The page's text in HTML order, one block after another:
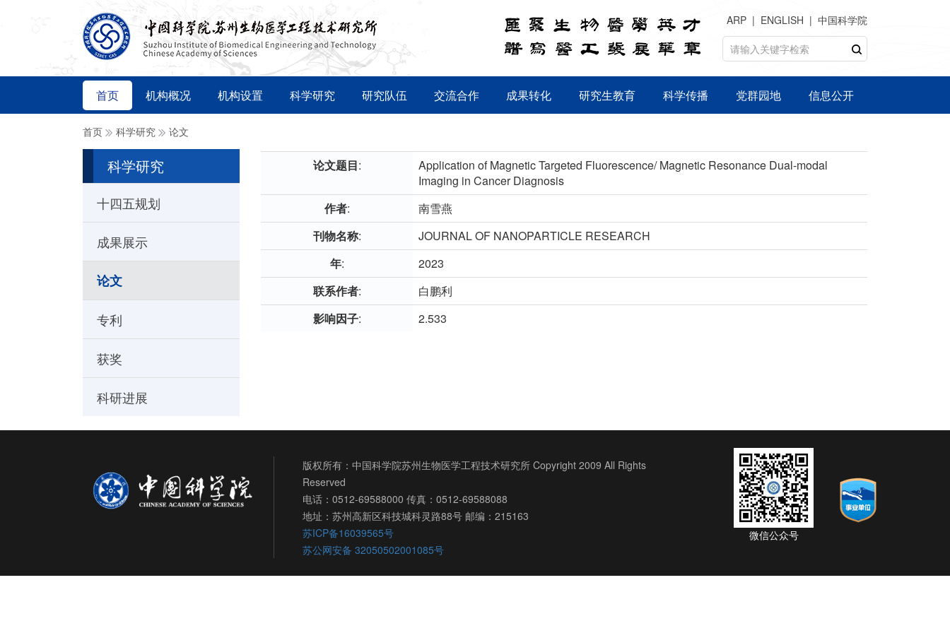
ARP ENGLISH 中国科学院
首页 机构概况 机构设置 科学研究 研究队伍 交流合作 成果转化 研究生教育 科学传播 党群园地 信息公开
首页 科学研究 论文
科学研究
十四五规划
成果展示
论文
专利
获奖
科研进展
论文题目:
Application of Magnetic Targeted Fluorescence/ Magnetic Resonance Dual-modal
Imaging in Cancer Diagnosis
作者:
南雪燕
刊物名称:
JOURNAL OF NANOPARTICLE RESEARCH
年:
2023
联系作者:
白鹏利
影响因子: 2.533
版权所有：中国科学院苏州生物医学工程技术研究所 Copyright 2009 All Rights
Reserved
电话：0512-69588000 传真：0512-69588088
地址：苏州高新区科技城科灵路88号 邮编：215163
苏ICP备16039565号
苏公网安备 32050502001085号
微信公众号